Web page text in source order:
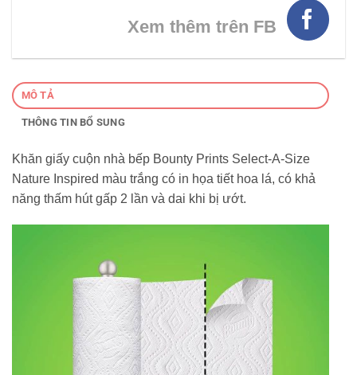
Xem thêm trên FB
MÔ TẢ
THÔNG TIN BỔ SUNG
Khăn giấy cuộn nhà bếp Bounty Prints Select-A-Size
Nature Inspired màu trắng có in họa tiết hoa lá, có khả
năng thấm hút gấp 2 lần và dai khi bị ướt.